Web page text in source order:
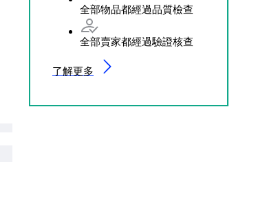
全部物品都經過品質檢查
全部賣家都經過驗證核查
了解更多